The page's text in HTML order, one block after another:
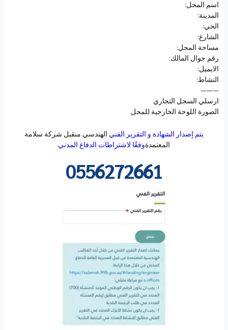
اسم المحل:
المدينة:
الحي:
الشارع:
مساحة المحل:
رقم جوال المالك:
الايميل:
النشاط:
———
ارسلي السجل التجاري
الصورة اللوحة الخارجية للمحل
يتم إصدار الشهادة و التقرير الفني الهندسي منقبل شركة سلامة
المعتمدةوفقًا لاشتراطات الدفاع المدني
0556272661